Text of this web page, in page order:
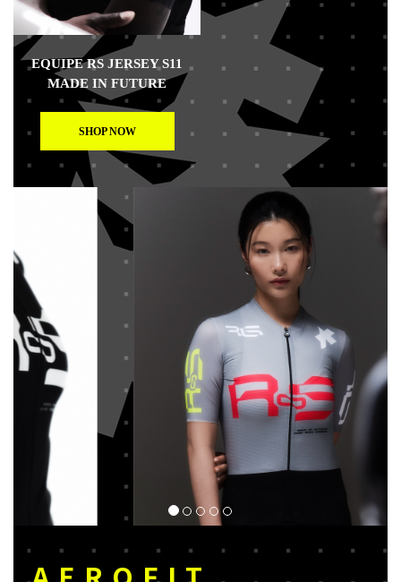
EQUIPE RS JERSEY S11
MADE IN FUTURE
SHOP NOW